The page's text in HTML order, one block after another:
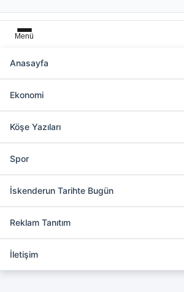
Menü
Anasayfa
Ekonomi
Köşe Yazıları
Spor
İskenderun Tarihte Bugün
Reklam Tanıtım
İletişim
Reklam Yönetimi eklentisini
Adviye hoca
yine deniz
Adviye Ertekin Yüksel